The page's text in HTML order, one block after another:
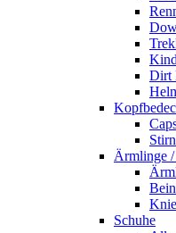
Dirt
Ärmlinge
Schuhe